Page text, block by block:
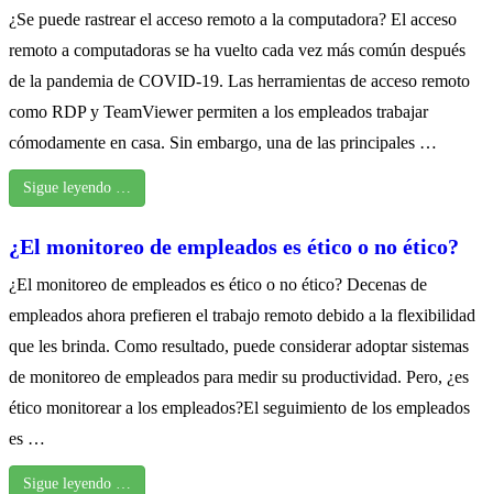
¿Se puede rastrear el acceso remoto a la computadora? El acceso
remoto a computadoras se ha vuelto cada vez más común después
de la pandemia de COVID-19. Las herramientas de acceso remoto
como RDP y TeamViewer permiten a los empleados trabajar
cómodamente en casa. Sin embargo, una de las principales …
Sigue leyendo …
¿El monitoreo de empleados es ético o no ético?
¿El monitoreo de empleados es ético o no ético? Decenas de
empleados ahora prefieren el trabajo remoto debido a la flexibilidad
que les brinda. Como resultado, puede considerar adoptar sistemas
de monitoreo de empleados para medir su productividad. Pero, ¿es
ético monitorear a los empleados?El seguimiento de los empleados
es …
Sigue leyendo …